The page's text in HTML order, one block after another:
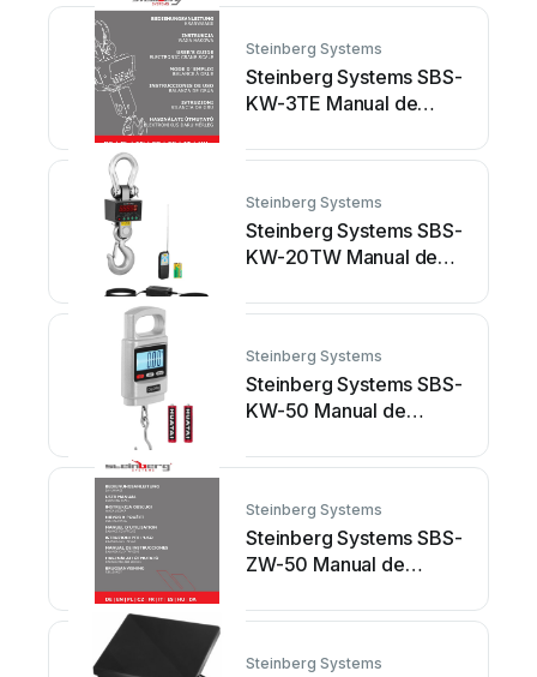
Steinberg Systems
Steinberg Systems SBS-
KW-3TE Manual de
Steinberg Systems
Steinberg Systems SBS-
KW-20TW Manual de
Steinberg Systems
Steinberg Systems SBS-
KW-50 Manual de
Steinberg Systems
Steinberg Systems SBS-
ZW-50 Manual de
Steinberg Systems